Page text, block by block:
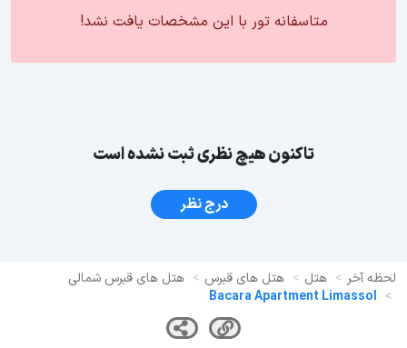
متاسفانه تور با این مشخصات یافت نشد!
تاکنون هیچ نظری ثبت نشده است
درج نظر
لحظه آخر هتل هتل های قبرس
هتل های قبرس شمالی
Bacara Apartment Limassol